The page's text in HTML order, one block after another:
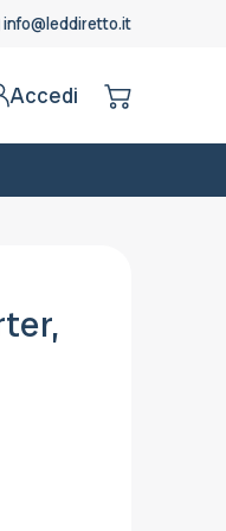
info@leddiretto.it
Accedi